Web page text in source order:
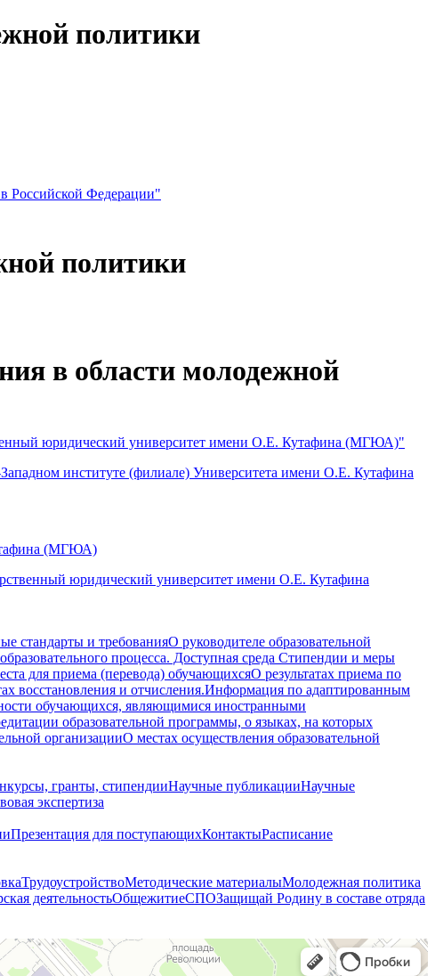
политики
Российской Федерации"
политики
в области молодежной
юридический университет имени О.Е. Кутафина (МГЮА)"
институте (филиале) Университета имени О.Е. Кутафина
(МГЮА)
юридический университет имени О.Е. Кутафина
стандарты и требованияО руководителе образовательной
процесса. Доступная среда Стипендии и меры
для приема (перевода) обучающихсяО результатах приема по
восстановления и отчисления.Информация по адаптированным
обучающихся, являющимися иностранными
образовательной программы, о языках, на которых
организацииО местах осуществления образовательной
гранты, стипендииНаучные публикацииНаучные
экспертиза
Презентация для поступающихКонтактыРасписание
ТрудоустройствоМетодические материалыМолодежная политика
деятельностьОбщежитиеСПОЗащищай Родину в составе отряда